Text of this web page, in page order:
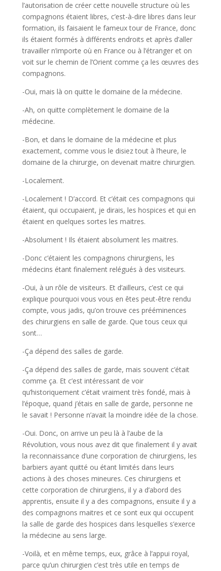
l’autorisation de créer cette nouvelle structure où les
compagnons étaient libres, c’est-à-dire libres dans leur
formation, ils faisaient le fameux tour de France, donc
ils étaient formés à différents endroits et après d’aller
travailler n’importe où en France ou à l’étranger et on
voit sur le chemin de l’Orient comme ça les œuvres des
compagnons.
-Oui, mais là on quitte le domaine de la médecine.
-Ah, on quitte complètement le domaine de la
médecine.
-Bon, et dans le domaine de la médecine et plus
exactement, comme vous le disiez tout à l’heure, le
domaine de la chirurgie, on devenait maitre chirurgien.
-Localement.
-Localement ! D’accord. Et c’était ces compagnons qui
étaient, qui occupaient, je dirais, les hospices et qui en
étaient en quelques sortes les maitres.
-Absolument ! Ils étaient absolument les maitres.
-Donc c’étaient les compagnons chirurgiens, les
médecins étant finalement relégués à des visiteurs.
-Oui, à un rôle de visiteurs. Et d’ailleurs, c’est ce qui
explique pourquoi vous vous en êtes peut-être rendu
compte, vous jadis, qu’on trouve ces prééminences
des chirurgiens en salle de garde. Que tous ceux qui
sont…
-Ça dépend des salles de garde.
-Ça dépend des salles de garde, mais souvent c’était
comme ça. Et c’est intéressant de voir
qu’historiquement c’était vraiment très fondé, mais à
l’époque, quand j’étais en salle de garde, personne ne
le savait ! Personne n’avait la moindre idée de la chose.
-Oui. Donc, on arrive un peu là à l’aube de la
Révolution, vous nous avez dit que finalement il y avait
la reconnaissance d’une corporation de chirurgiens, les
barbiers ayant quitté ou étant limités dans leurs
actions à des choses mineures. Ces chirurgiens et
cette corporation de chirurgiens, il y a d’abord des
apprentis, ensuite il y a des compagnons, ensuite il y a
des compagnons maitres et ce sont eux qui occupent
la salle de garde des hospices dans lesquelles s’exerce
la médecine au sens large.
-Voilà, et en même temps, eux, grâce à l’appui royal,
parce qu’un chirurgien c’est très utile en temps de